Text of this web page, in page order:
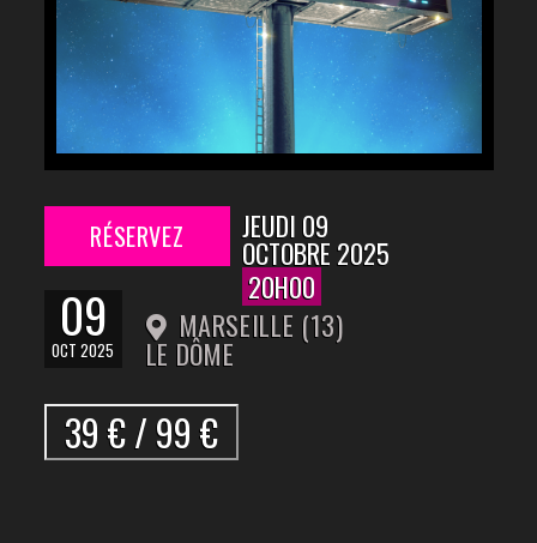
RÉSERVEZ
09
OCT 2025
JEUDI 09
OCTOBRE 2025
20H00
MARSEILLE (13)
LE DÔME
39 € / 99 €